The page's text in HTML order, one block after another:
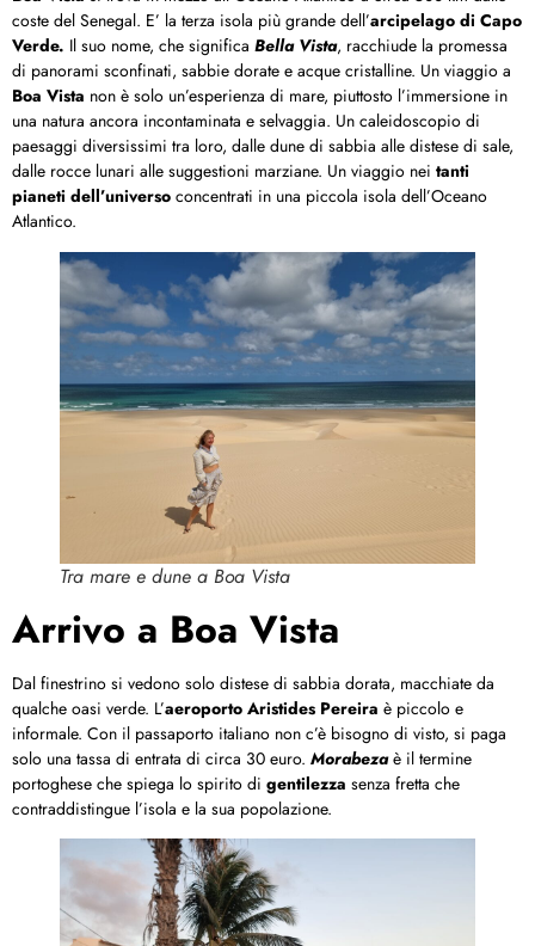
coste del Senegal. E’ la terza isola più grande dell’arcipelago di Capo
Verde. Il suo nome, che significa Bella Vista, racchiude la promessa
di panorami sconfinati, sabbie dorate e acque cristalline. Un viaggio a
Boa Vista non è solo un’esperienza di mare, piuttosto l’immersione in
una natura ancora incontaminata e selvaggia. Un caleidoscopio di
paesaggi diversissimi tra loro, dalle dune di sabbia alle distese di sale,
dalle rocce lunari alle suggestioni marziane. Un viaggio nei tanti
pianeti dell’universo concentrati in una piccola isola dell’Oceano
Atlantico.
Tra mare e dune a Boa Vista
Arrivo a Boa Vista
Dal finestrino si vedono solo distese di sabbia dorata, macchiate da
qualche oasi verde. L’aeroporto Aristides Pereira è piccolo e
informale. Con il passaporto italiano non c’è bisogno di visto, si paga
solo una tassa di entrata di circa 30 euro. Morabezaè il termine
portoghese che spiega lo spirito di gentilezza senza fretta che
contraddistingue l’isola e la sua popolazione.